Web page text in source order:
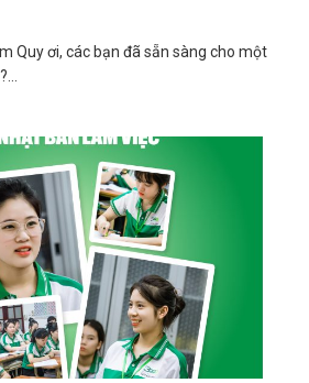
Quy ơi, các bạn đã sẵn sàng cho một